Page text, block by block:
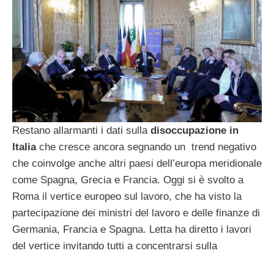
Restano allarmanti i dati sulla disoccupazione in
Italiache cresce ancora segnando un trend negativo
che coinvolge anche altri paesi dell’europa meridionale
come Spagna, Grecia e Francia. Oggi si è svolto a
Roma il vertice europeo sul lavoro, che ha visto la
partecipazione dei ministri del lavoro e delle finanze di
Germania, Francia e Spagna. Letta ha diretto i lavori
del vertice invitando tutti a concentrarsi sulla